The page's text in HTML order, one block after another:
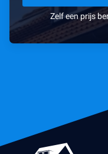
Zelf een prijs